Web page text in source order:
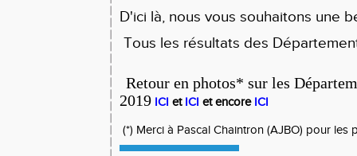
D'ici là, nous vous souhaitons une
Tous les résultats des
Retour en photos* sur les
2019 ICI et ICI et encoreICI
(*) Merci à Pascal Chaintron (AJBO) pour les